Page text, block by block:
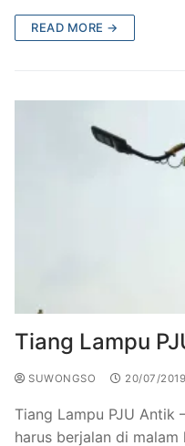
READ MORE →
Tiang Lampu
SUWONGSO 20/07/2019
Tiang Lampu PJU Antik
harus berjalan di